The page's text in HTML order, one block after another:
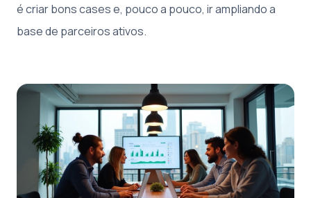
é criar bons cases e, pouco a pouco, ir ampliando a
base de parceiros ativos.